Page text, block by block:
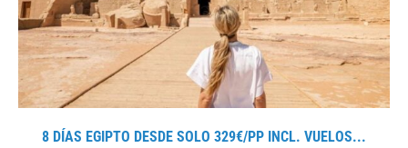
8 DÍAS EGIPTO DESDE SOLO 329€/PP INCL. VUELOS...